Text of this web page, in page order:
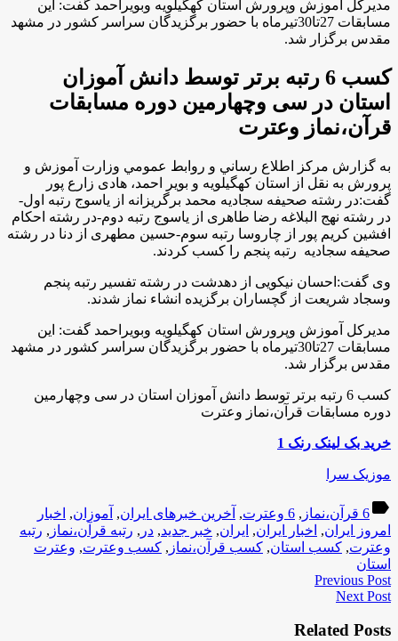
مدیرکل آموزش وپرورش استان کهگیلویه وبویراحمد گفت: این
مسابقات 27تا30تیرماه با حضور برگزیدگان سراسر کشور در مشهد
مقدس برگزار شد.
كسب 6 رتبه برتر توسط دانش آموزان
استان در سی وچهارمین دوره مسابقات
قرآن،نماز وعترت
به گزارش مركز اطلاع رساني و روابط عمومي وزارت آموزش و
پرورش به نقل از استان كهگيلويه و بوير احمد، هادی زارع پور
گفت:در رشته صحیفه سجادیه محمد برگریزانه از یاسوج رتبه اول-
در رشته نهج البلاغه رضا طاهری از یاسوج رتبه دوم-در رشته احکام
افشین کریم پور از چاروسا رتبه سوم-حسین مطهری از دنا در رشته
صحیفه سجادیه رتبه پنجم را کسب کردند.
وی گفت:احسان نیکویی از دهدشت در رشته تفسیر رتبه پنجم
وسجاد شریعت از گچساران برگزیده انشاء نماز شدند.
مدیرکل آموزش وپرورش استان کهگیلویه وبویراحمد گفت: این
مسابقات 27تا30تیرماه با حضور برگزیدگان سراسر کشور در مشهد
مقدس برگزار شد.
كسب 6 رتبه برتر توسط دانش آموزان استان در سی وچهارمین
دوره مسابقات قرآن،نماز وعترت
خرید بک لینک رنک 1
موزیک سرا
label6 قرآن،نماز , 6 وعترت , آخرین خبرهای ایران, آموزان, اخبار
امروز ایران, اخبار ایران, ایران, خبر جدید, در , رتبه قرآن،نماز , رتبه
وعترت, كسب استان, كسب قرآن،نماز , كسب وعترت, وعترت
استان
Previous Post
Next Post
Related Posts